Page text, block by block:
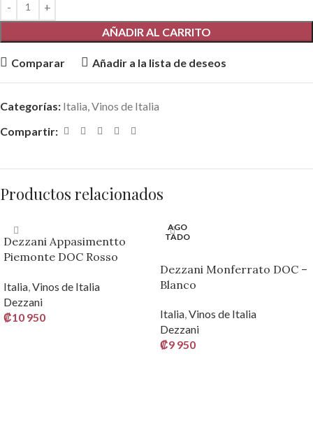
AÑADIR AL CARRITO
Comparar Añadir a la lista de deseos
Categorías: Italia,Vinos de Italia
Compartir:
Productos relacionados
Dezzani Appasimentto
Piemonte DOC Rosso
Italia Vinos de Italia
Dezzani
₡10 950
AGO
TADO
Dezzani Monferrato DOC –
Blanco
Italia,Vinos de Italia
Dezzani
₡9 950